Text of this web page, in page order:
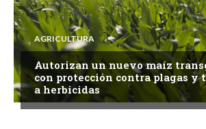
AGRICULTURA
Autorizan un nuevo maíz
con protección contra plagas y
a herbicidas